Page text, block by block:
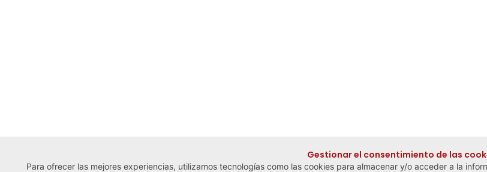
Gestionar el consentimiento de las
Para ofrecer las mejores experiencias, utilizamos tecnologías como las cookies para almacenar y/o acceder a la